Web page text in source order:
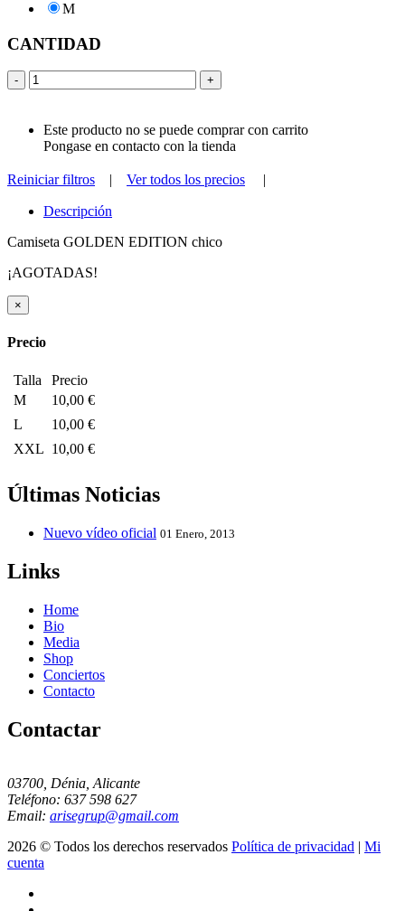
M
CANTIDAD
- +
Este producto no se puede comprar con carrito
Pongase en contacto con la tienda
Reiniciar filtros Ver todos los precios
Descripción
Camiseta GOLDEN EDITION chico
¡AGOTADAS!
×
Precio
Talla
Precio
M
10,00 €
L
10,00 €
XXL 10,00 €
Últimas Noticias
Nuevo vídeo oficial 01 Enero, 2013
Links
Home
Bio
Media
Shop
Conciertos
Contacto
Contactar
03700, Dénia, Alicante
Teléfono: 637 598 627
Email: arisegrup@gmail.com
2026 © Todos los derechos reservados Política de privacidad | Mi
cuenta